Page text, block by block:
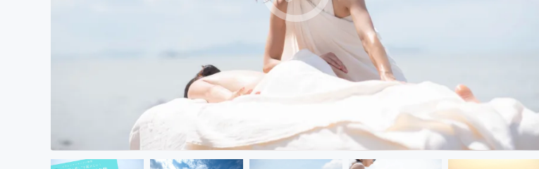
CAMPFIRE for Social Good
CAMPFIREふるさと納税